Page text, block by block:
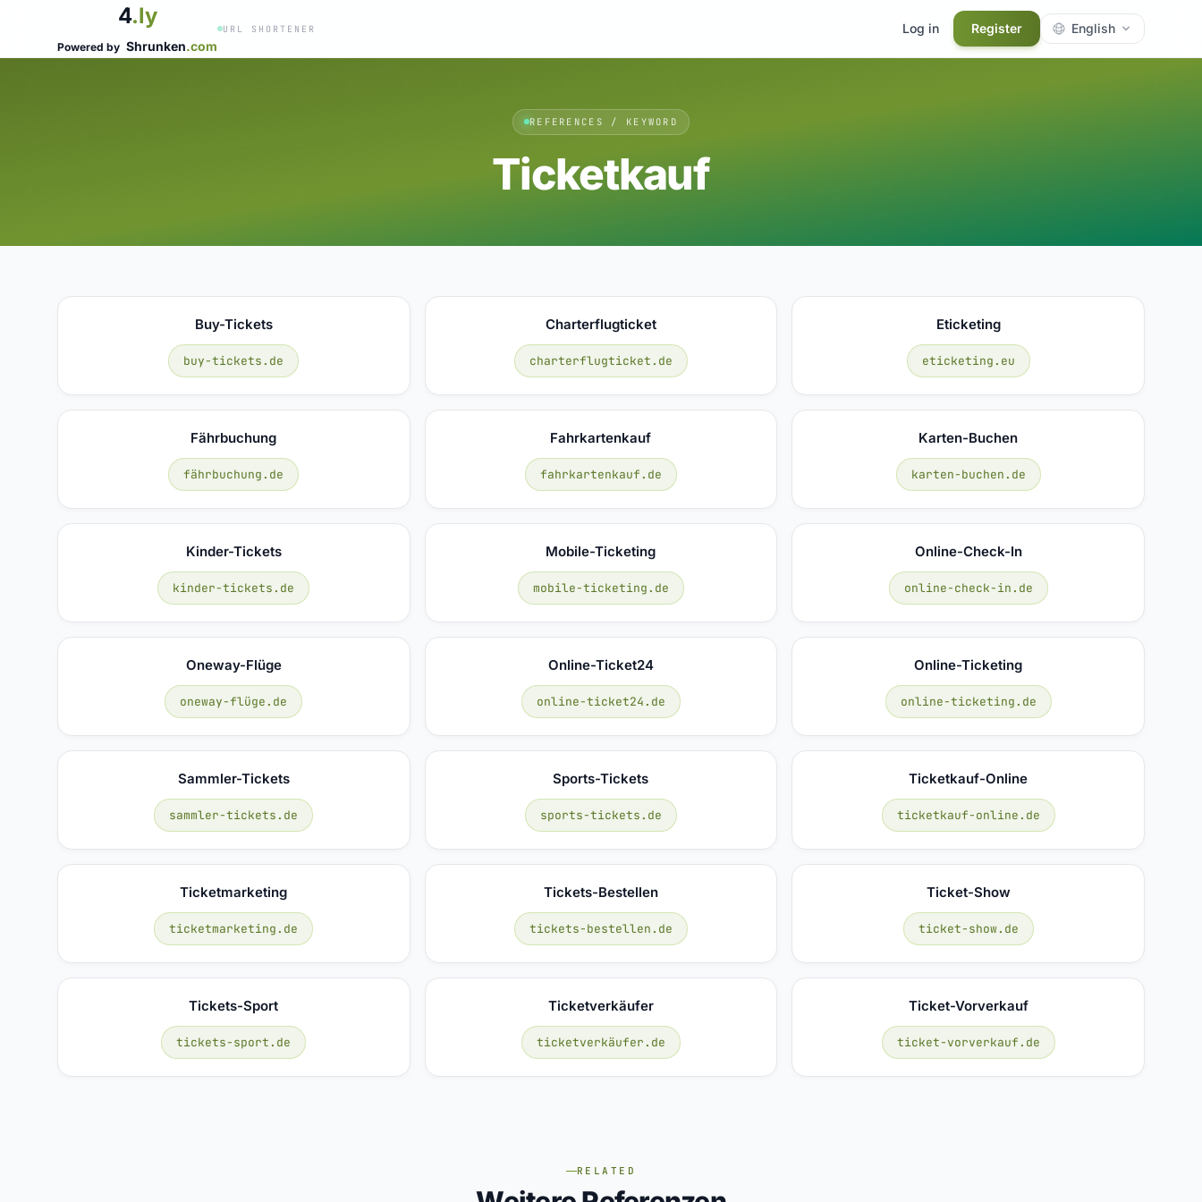
4.ly
Powered by Shrunken.com
URL SHORTENER Log in Register English
REFERENCES / KEYWORD
Ticketkauf
Buy-Tickets
buy-tickets.de
Charterflugticket
charterflugticket.de
Eticketing
eticketing.eu
Fährbuchung
fährbuchung.de
Fahrkartenkauf
fahrkartenkauf.de
Karten-Buchen
karten-buchen.de
Kinder-Tickets
kinder-tickets.de
Mobile-Ticketing
mobile-ticketing.de
Online-Check-In
online-check-in.de
Oneway-Flüge
oneway-flüge.de
Online-Ticket24
online-ticket24.de
Online-Ticketing
online-ticketing.de
Sammler-Tickets
sammler-tickets.de
Sports-Tickets
sports-tickets.de
Ticketkauf-Online
ticketkauf-online.de
Ticketmarketing
ticketmarketing.de
Tickets-Bestellen
tickets-bestellen.de
Ticket-Show
ticket-show.de
Tickets-Sport
tickets-sport.de
Ticketverkäufer
ticketverkäufer.de
Ticket-Vorverkauf
ticket-vorverkauf.de
RELATED